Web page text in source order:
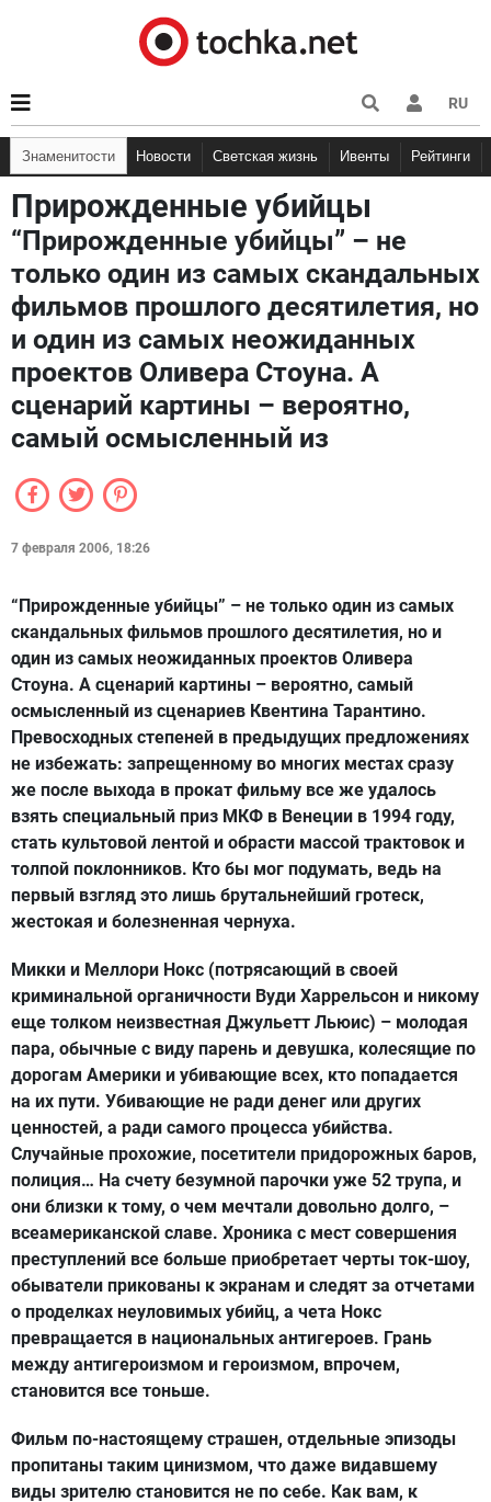
RU
Знаменитости Новости Светская жизнь Ивенты Рейтинги
Прирожденные убийцы
“Прирожденные убийцы” – не
только один из самых скандальных
фильмов прошлого десятилетия, но
и один из самых неожиданных
проектов Оливера Стоуна. А
сценарий картины – вероятно,
самый осмысленный из
7 февраля 2006, 18:26
“Прирожденные убийцы” – не только один из самых
скандальных фильмов прошлого десятилетия, но и
один из самых неожиданных проектов Оливера
Стоуна. А сценарий картины – вероятно, самый
осмысленный из сценариев Квентина Тарантино.
Превосходных степеней в предыдущих предложениях
не избежать: запрещенному во многих местах сразу
же после выхода в прокат фильму все же удалось
взять специальный приз МКФ в Венеции в 1994 году,
стать культовой лентой и обрасти массой трактовок и
толпой поклонников. Кто бы мог подумать, ведь на
первый взгляд это лишь брутальнейший гротеск,
жестокая и болезненная чернуха.
Микки и Меллори Нокс (потрясающий в своей
криминальной органичности Вуди Харрельсон и никому
еще толком неизвестная Джульетт Льюис) – молодая
пара, обычные с виду парень и девушка, колесящие по
дорогам Америки и убивающие всех, кто попадается
на их пути. Убивающие не ради денег или других
ценностей, а ради самого процесса убийства.
Случайные прохожие, посетители придорожных баров,
полиция… На счету безумной парочки уже 52 трупа, и
они близки к тому, о чем мечтали довольно долго, –
всеамериканской славе. Хроника с мест совершения
преступлений все больше приобретает черты ток-шоу,
обыватели прикованы к экранам и следят за отчетами
о проделках неуловимых убийц, а чета Нокс
превращается в национальных антигероев. Грань
между антигероизмом и героизмом, впрочем,
становится все тоньше.
Фильм по-настоящему страшен, отдельные эпизоды
пропитаны таким цинизмом, что даже видавшему
виды зрителю становится не по себе. Как вам, к